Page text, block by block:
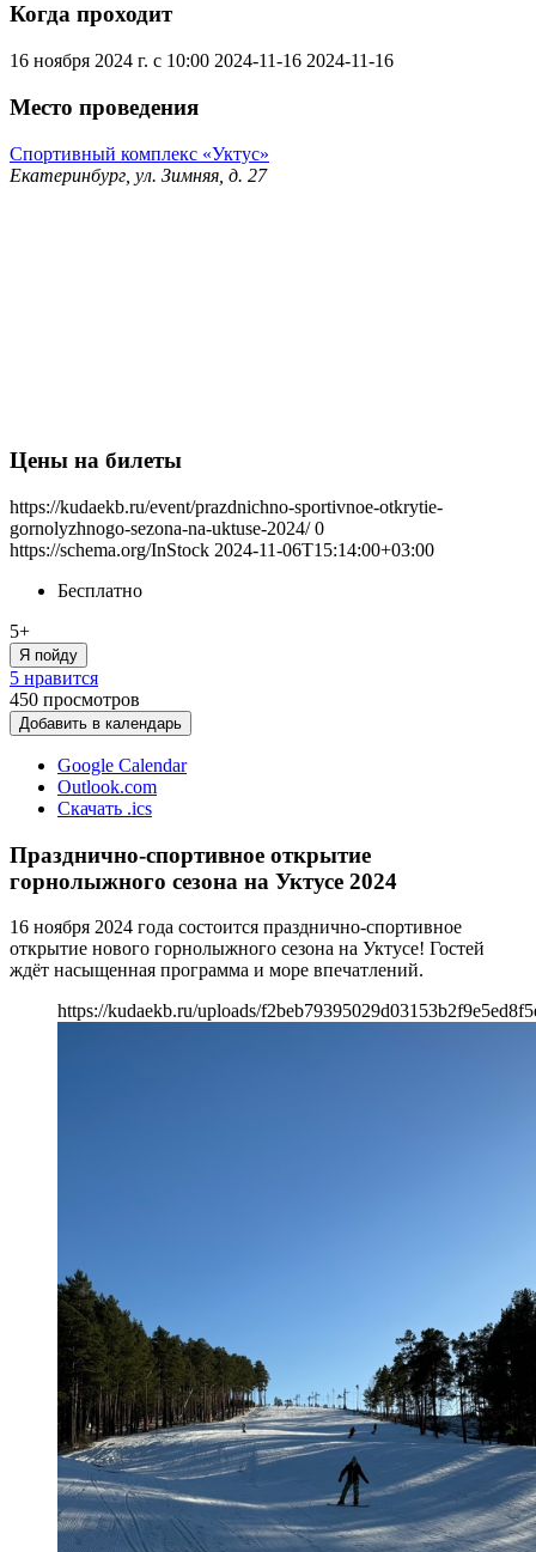
Когда проходит
16 ноября 2024 г. с 10:00 2024-11-16 2024-11-16
Место проведения
Спортивный комплекс «Уктус»
Екатеринбург, ул. Зимняя, д. 27
Цены на билеты
https://kudaekb.ru/event/prazdnichno-sportivnoe-otkrytie-
gornolyzhnogo-sezona-na-uktuse-2024/ 0
https://schema.org/InStock 2024-11-06T15:14:00+03:00
Бесплатно
5+
Я пойду
5 нравится
450 просмотров
Добавить в календарь
Google Calendar
Outlook.com
Скачать .ics
Празднично-спортивное открытие
горнолыжного сезона на Уктусе 2024
16 ноября 2024 года состоится празднично-спортивное
открытие нового горнолыжного сезона на Уктусе! Гостей
ждёт насыщенная программа и море впечатлений.
https://kudaekb.ru/uploads/